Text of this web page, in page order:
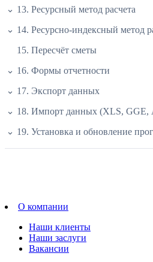
13. Ресурсный метод расчета
14. Ресурсно-индексный метод
15. Пересчёт сметы
16. Формы отчетности
17. Экспорт данных
18. Импорт данных (XLS,
19. Установка и обновление
О компании
Наши клиенты
Наши заслуги
Вакансии